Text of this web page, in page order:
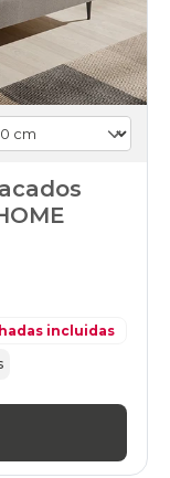
incluidas